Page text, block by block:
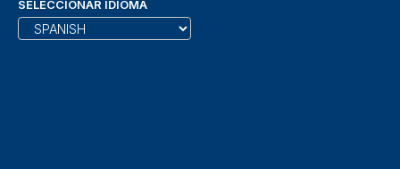
SELECCIONAR IDIOMA